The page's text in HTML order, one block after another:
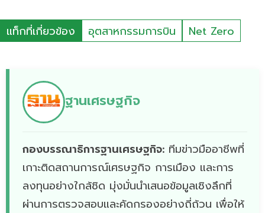
แท็กที่เกี่ยวข้อง อุตสาหกรรมการบิน Net Zero
ฐานเศรษฐกิจ
กองบรรณาธิการฐานเศรษฐกิจ: ทีมข่าวมืออาชีพที่
เกาะติดสถานการณ์เศรษฐกิจ การเมือง และการ
ลงทุนอย่างใกล้ชิด มุ่งมั่นนำเสนอข้อมูลเชิงลึกที่
ผ่านการตรวจสอบและคัดกรองอย่างถี่ถ้วน เพื่อให้